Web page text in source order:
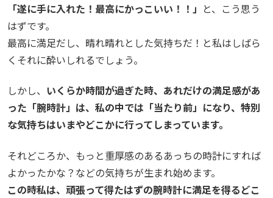
「遂に手に入れた！最高にかっこいい！！」 と、こう思う
はずです。
最高に満足だし、晴れ晴れとした気持ちだ！と私はしばら
くそれに酔いしれるでしょう。
しかし、 いくらか時間が過ぎた時、あれだけの満足感があ
った「腕時計」は、私の中では「当たり前」になり、特別
な気持ちはいまやどこかに行ってしまっています。
それどころか、もっと重厚感のあるあっちの時計にすれば
よかったかな？などの気持ちが生まれ始めます。
この時私は、頑張って得たはずの腕時計に満足を得るどこ